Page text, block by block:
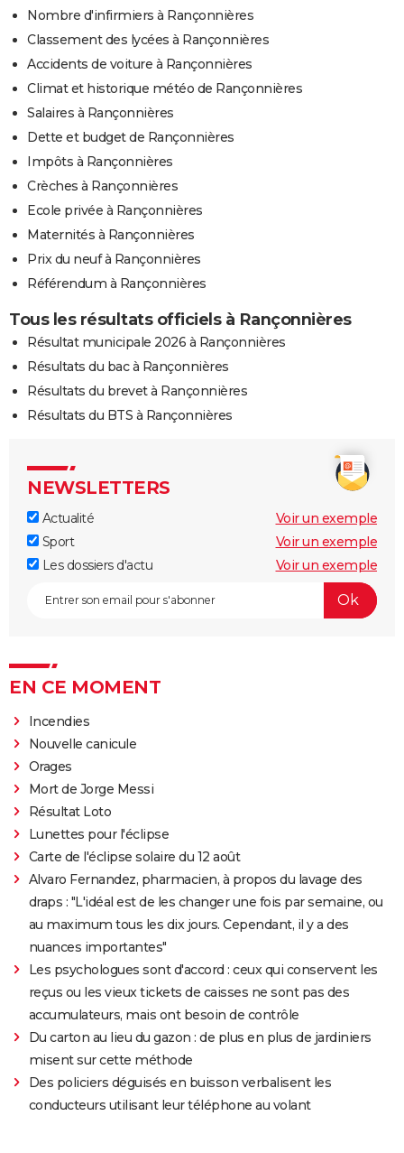
Nombre d'infirmiers à Rançonnières
Classement des lycées à Rançonnières
Accidents de voiture à Rançonnières
Climat et historique météo de Rançonnières
Salaires à Rançonnières
Dette et budget de Rançonnières
Impôts à Rançonnières
Crèches à Rançonnières
Ecole privée à Rançonnières
Maternités à Rançonnières
Prix du neuf à Rançonnières
Référendum à Rançonnières
Tous les résultats officiels à Rançonnières
Résultat municipale 2026 à Rançonnières
Résultats du bac à Rançonnières
Résultats du brevet à Rançonnières
Résultats du BTS à Rançonnières
NEWSLETTERS
Actualité
Voir un exemple
Sport
Voir un exemple
Les dossiers d'actu
Voir un exemple
EN CE MOMENT
Incendies
Nouvelle canicule
Orages
Mort de Jorge Messi
Résultat Loto
Lunettes pour l'éclipse
Carte de l'éclipse solaire du 12 août
Alvaro Fernandez, pharmacien, à propos du lavage des
draps : "L'idéal est de les changer une fois par semaine, ou
au maximum tous les dix jours. Cependant, il y a des
nuances importantes"
Les psychologues sont d'accord : ceux qui conservent les
reçus ou les vieux tickets de caisses ne sont pas des
accumulateurs, mais ont besoin de contrôle
Du carton au lieu du gazon : de plus en plus de jardiniers
misent sur cette méthode
Des policiers déguisés en buisson verbalisent les
conducteurs utilisant leur téléphone au volant